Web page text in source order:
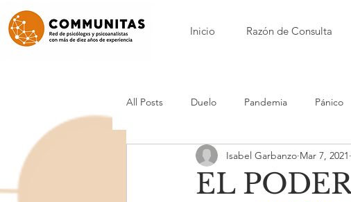
Inicio Razón de Consulta
All Posts Duelo Pandemia Pánico
Nora Borenstein Patricia Calvo
EL
Isabel Garbanzo Mar 7, 2021